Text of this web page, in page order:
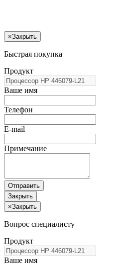
×Закрыть
Быстрая покупка
Продукт
Ваше имя
Телефон
E-mail
Примечание
Отправить
Закрыть
×Закрыть
Вопрос специалисту
Продукт
Ваше имя